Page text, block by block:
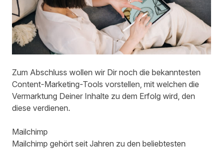
Zum Abschluss wollen wir Dir noch die bekanntesten
Content-Marketing-Tools vorstellen, mit welchen die
Vermarktung Deiner Inhalte zu dem Erfolg wird, den
diese verdienen.
Mailchimp
Mailchimp gehört seit Jahren zu den beliebtesten